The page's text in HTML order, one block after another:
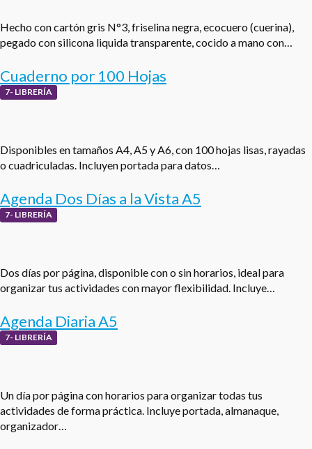
Hecho con cartón gris N°3, friselina negra, ecocuero (cuerina),
pegado con silicona liquida transparente, cocido a mano con…
Cuaderno por 100 Hojas
7- LIBRERÍA
Disponibles en tamaños A4, A5 y A6, con 100 hojas lisas, rayadas
o cuadriculadas. Incluyen portada para datos…
Agenda Dos Días a la Vista A5
7- LIBRERÍA
Dos días por página, disponible con o sin horarios, ideal para
organizar tus actividades con mayor flexibilidad. Incluye…
Agenda Diaria A5
7- LIBRERÍA
Un día por página con horarios para organizar todas tus
actividades de forma práctica. Incluye portada, almanaque,
organizador…